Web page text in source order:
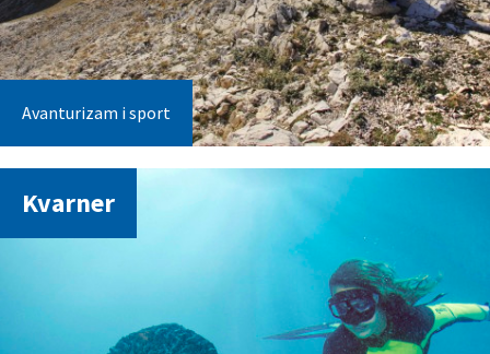
Avanturizam i sport
Kvarner